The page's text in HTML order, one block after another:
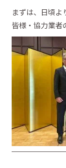
まずは、日頃よ
皆様・協力業者